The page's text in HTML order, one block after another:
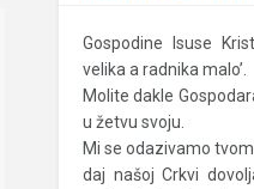
Gospodine Isuse
velika a radnika malo’.
Molite dakle
u žetvu svoju.
Mi se odazivamo
daj našoj Crkvi